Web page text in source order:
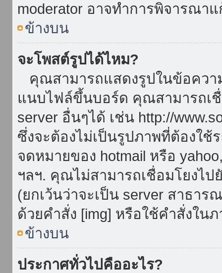
moderator อาจทำการพิจารณา
ข้างบน
จะโพสต์รูปได้ไหม?
คุณสามารถแสดงรูปในข้อคว
แนบไฟล์ขึ้นบอร์ด คุณสามารถเชื่
server อื่นๆได้ เช่น http://
ซึ่งจะต้องไม่เป็นรูปภาพที่ต้องใ
จดหมายของ hotmail หรือ
ฯลฯ. คุณไม่สามารถเชื่อมโยงไ
(ยกเว้นว่าจะเป็น server สาธาร
ด้วยคำสั่ง [img] หรือใช้คำสั่งใ
ข้างบน
ประกาศทั่วไปคืออะไร?